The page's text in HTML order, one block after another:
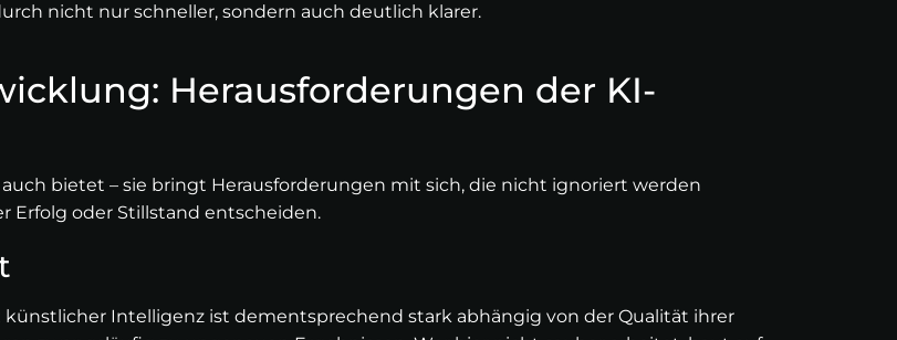
nicht nur schneller, sondern auch deutlich klarer.
Herausforderungen der KI-
bietet – sie bringt Herausforderungen mit sich, die nicht ignoriert werden
Erfolg oder Stillstand entscheiden.
Intelligenz ist dementsprechend stark abhängig von der Qualität ihrer